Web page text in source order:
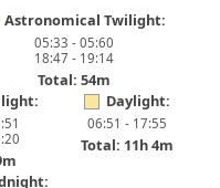
Astronomical Twilight:
05:33 - 05:60
18:47 - 19:14
Total: 54m
Daylight:
06:51 - 17:55
Total: 11h 4m